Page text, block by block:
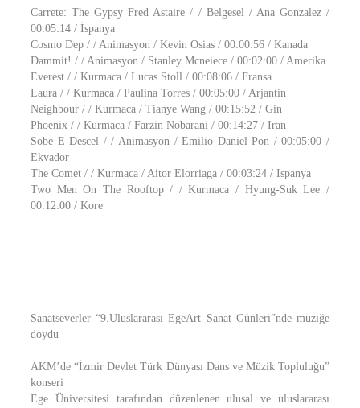
Carrete: The Gypsy Fred Astaire / / Belgesel / Ana Gonzalez /
00:05:14 / İspanya
Cosmo Dep / / Animasyon / Kevin Osias / 00:00:56 / Kanada
Dammit! / / Animasyon / Stanley Mcneiece / 00:02:00 / Amerika
Everest / / Kurmaca / Lucas Stoll / 00:08:06 / Fransa
Laura / / Kurmaca / Paulina Torres / 00:05:00 / Arjantin
Neighbour / / Kurmaca / Tianye Wang / 00:15:52 / Gin
Phoenix / / Kurmaca / Farzin Nobarani / 00:14:27 / Iran
Sobe E Descel / / Animasyon / Emilio Daniel Pon / 00:05:00 /
Ekvador
The Comet / / Kurmaca / Aitor Elorriaga / 00:03:24 / Ispanya
Two Men On The Rooftop / / Kurmaca / Hyung-Suk Lee /
00:12:00 / Kore
Sanatseverler “9.Uluslararası EgeArt Sanat Günleri”nde müziğe
doydu
AKM’de “İzmir Devlet Türk Dünyası Dans ve Müzik Topluluğu”
konseri
Ege Üniversitesi tarafından düzenlenen ulusal ve uluslararası